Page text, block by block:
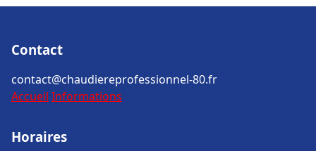
Contact
contact@chaudiereprofessionnel-80.fr
Accueil Informations
Horaires